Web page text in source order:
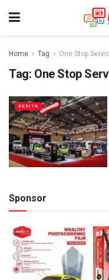
Home Tag One Stop
Tag: One Stop
BERITA
Sponsor